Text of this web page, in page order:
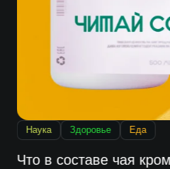
Наука Здоровье Еда
Что в составе чая